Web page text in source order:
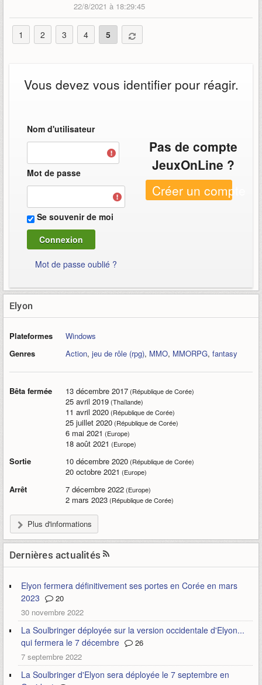
22/8/2021 à 18:29:45
1 2 3 4 5
Vous devez vous identifier pour réagir.
Nom d'utilisateur
Mot de passe
Se souvenir de moi
Mot de passe oublié ?
Pas de compte
JeuxOnLine ?
Créer un compte
Elyon
Plateformes
Windows
Genres
Action, jeu de rôle (rpg), MMO, MMORPG, fantasy
Bêta fermée 13 décembre 2017(République de Corée)
25 avril 2019(Thaïlande)
11 avril 2020(République de Corée)
25 juillet 2020(République de Corée)
6 mai 2021 (Europe)
18 août 2021 (Europe)
Sortie 10 décembre 2020(République de Corée)
20 octobre 2021 (Europe)
Arrêt 7 décembre 2022(Europe)
2 mars 2023(République de Corée)
Plus d'informations
Dernières actualités
Elyon fermera définitivement ses portes en Corée en mars
2023
20
30 novembre 2022
La Soulbringer déployée sur la version occidentale d'Elyon...
qui fermera le 7 décembre
26
7 septembre 2022
La Soulbringer d'Elyon sera déployée le 7 septembre en